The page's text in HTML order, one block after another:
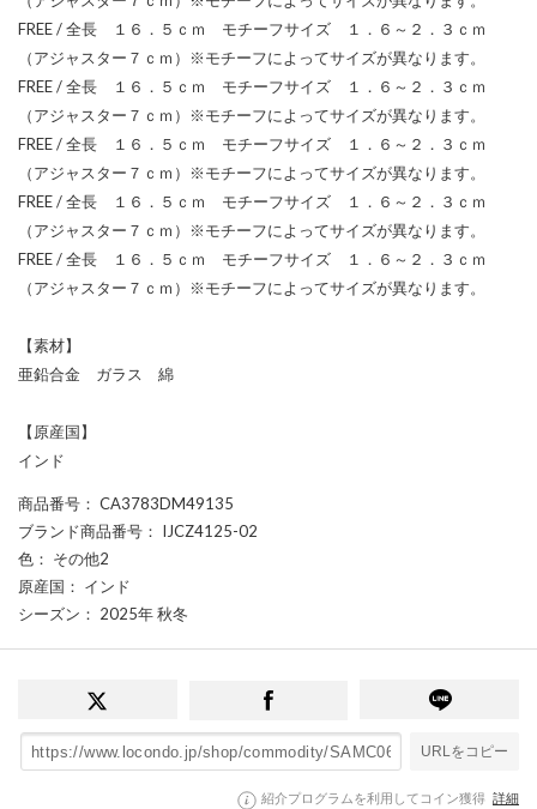
FREE / 全長 １６．５ｃｍ モチーフサイズ １．６～２．３ｃｍ
（アジャスター７ｃｍ）※モチーフによってサイズが異なります。
FREE / 全長 １６．５ｃｍ モチーフサイズ １．６～２．３ｃｍ
（アジャスター７ｃｍ）※モチーフによってサイズが異なります。
FREE / 全長 １６．５ｃｍ モチーフサイズ １．６～２．３ｃｍ
（アジャスター７ｃｍ）※モチーフによってサイズが異なります。
FREE / 全長 １６．５ｃｍ モチーフサイズ １．６～２．３ｃｍ
（アジャスター７ｃｍ）※モチーフによってサイズが異なります。
FREE / 全長 １６．５ｃｍ モチーフサイズ １．６～２．３ｃｍ
（アジャスター７ｃｍ）※モチーフによってサイズが異なります。
【素材】
亜鉛合金 ガラス 綿
【原産国】
インド
商品番号 ： CA3783DM49135
ブランド商品番号 ： IJCZ4125-02
色 ： その他2
原産国 ： インド
シーズン ： 2025年 秋冬
URLをコピー
紹介プログラムを利用してコイン獲得 詳細